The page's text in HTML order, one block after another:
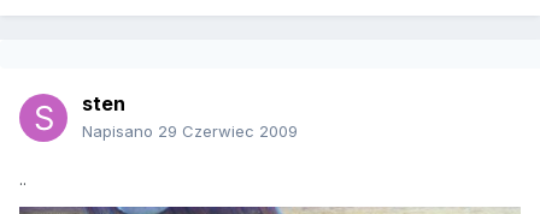
sten
Napisano 29 Czerwiec 2009
..